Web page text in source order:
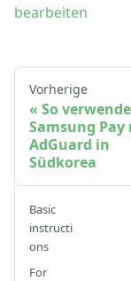
bearbeiten
Vorherige
So
Samsung
AdGuard in
Südkorea
Basic
instructi
ons
For